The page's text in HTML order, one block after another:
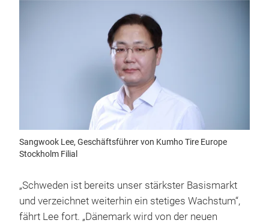
Sangwook Lee, Geschäftsführer von Kumho Tire Europe
Stockholm Filial
„Schweden ist bereits unser stärkster Basismarkt
und verzeichnet weiterhin ein stetiges Wachstum“,
fährt Lee fort. „Dänemark wird von der neuen